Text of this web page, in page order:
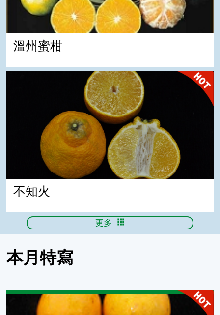
溫州蜜柑
不知火
更多
本月特寫